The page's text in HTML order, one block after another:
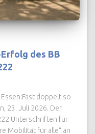
des BB
doppelt so
23. Juli 2026. Der
Unterschriften für
Mobilität für alle“ an